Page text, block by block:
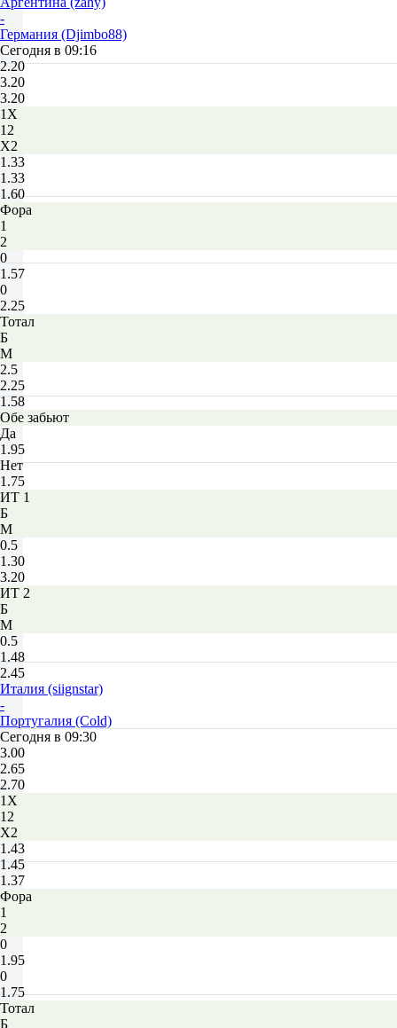
-
Германия (Djimbo88)
Сегодня в 09:16
2.20
3.20
3.20
1X
12
X2
1.33
1.33
1.60
Фора
1
2
0
1.57
0
2.25
Тотал
Б
М
2.5
2.25
1.58
Обе забьют
Да
1.95
Нет
1.75
ИТ 1
Б
М
0.5
1.30
3.20
ИТ 2
Б
М
0.5
1.48
2.45
Италия (siignstar)
-
Португалия (Cold)
Сегодня в 09:30
3.00
2.65
2.70
1X
12
X2
1.43
1.45
1.37
Фора
1
2
0
1.95
0
1.75
Тотал
Б